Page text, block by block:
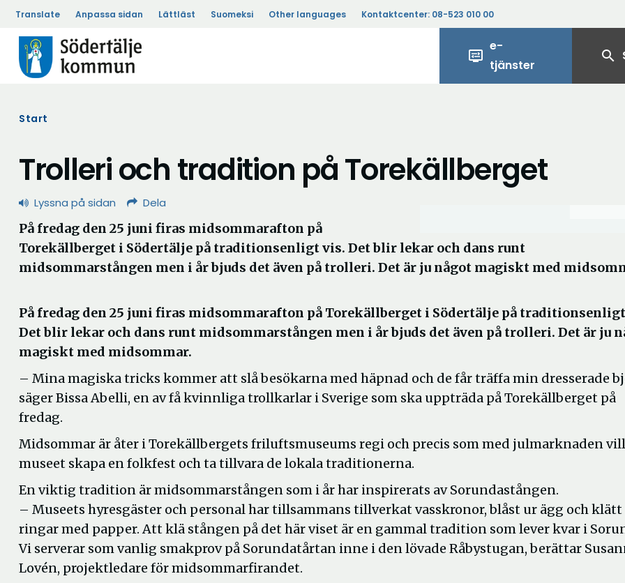
Translate Anpassa sidan Lättläst Suomeksi Other languages Kontaktcenter: 08-523 010 00
display_settings
e-
tjänster
search
Start
Trolleri och tradition på Torekällberget
Lyssna på sidan Dela
På fredag den 25 juni firas midsommarafton på
Torekällberget i Södertälje på traditionsenligt vis. Det blir lekar och dans runt
midsommarstången men i år bjuds det även på trolleri. Det är ju något magiskt med
På fredag den 25 juni firas midsommarafton på Torekällberget i Södertälje på
Det blir lekar och dans runt midsommarstången men i år bjuds det även på trolleri. Det är ju
magiskt med midsommar.
– Mina magiska tricks kommer att slå besökarna med häpnad och de får träffa min dresserade
säger Bissa Abelli, en av få kvinnliga trollkarlar i Sverige som ska uppträda på Torekällberget på
fredag.
Midsommar är åter i Torekällbergets friluftsmuseums regi och precis som med julmarknaden vill
museet skapa en folkfest och ta tillvara de lokala traditionerna.
En viktig tradition är midsommarstången som i år har inspirerats av Sorundastången.
– Museets hyresgäster och personal har tillsammans tillverkat vasskronor, blåst ur ägg och klätt
ringar med papper. Att klä stången på det här viset är en gammal tradition som lever kvar i
Vi serverar som vanlig smakprov på Sorundatårtan inne i den lövade Råbystugan, berättar
Lovén, projektledare för midsommarfirandet.